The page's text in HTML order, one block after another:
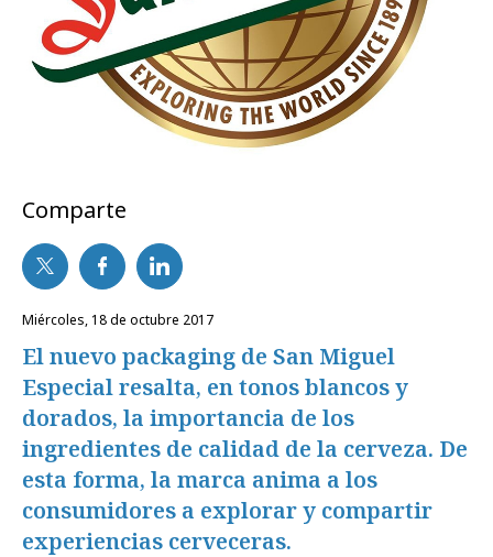
Comparte
miércoles, 18 de octubre 2017
El nuevo packaging de San Miguel
Especial resalta, en tonos blancos y
dorados, la importancia de los
ingredientes de calidad de la cerveza. De
esta forma, la marca anima a los
consumidores a explorar y compartir
experiencias cerveceras.